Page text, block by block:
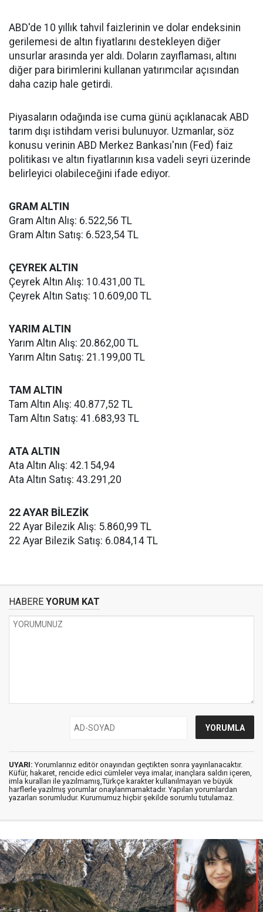
ABD'de 10 yıllık tahvil faizlerinin ve dolar endeksinin
gerilemesi de altın fiyatlarını destekleyen diğer
unsurlar arasında yer aldı. Doların zayıflaması, altını
diğer para birimlerini kullanan yatırımcılar açısından
daha cazip hale getirdi.
Piyasaların odağında ise cuma günü açıklanacak ABD
tarım dışı istihdam verisi bulunuyor. Uzmanlar, söz
konusu verinin ABD Merkez Bankası'nın (Fed) faiz
politikası ve altın fiyatlarının kısa vadeli seyri üzerinde
belirleyici olabileceğini ifade ediyor.
GRAM ALTIN
Gram Altın Alış: 6.522,56 TL
Gram Altın Satış: 6.523,54 TL
ÇEYREK ALTIN
Çeyrek Altın Alış: 10.431,00 TL
Çeyrek Altın Satış: 10.609,00 TL
YARIM ALTIN
Yarım Altın Alış: 20.862,00 TL
Yarım Altın Satış: 21.199,00 TL
TAM ALTIN
Tam Altın Alış: 40.877,52 TL
Tam Altın Satış: 41.683,93 TL
ATA ALTIN
Ata Altın Alış: 42.154,94
Ata Altın Satış: 43.291,20
22 AYAR BİLEZİK
22 Ayar Bilezik Alış: 5.860,99 TL
22 Ayar Bilezik Satış: 6.084,14 TL
HABERE YORUM KAT
UYARI: Yorumlarınız editör onayından geçtikten sonra yayınlanacaktır.
Küfür, hakaret, rencide edici cümleler veya imalar, inançlara saldırı içeren,
imla kuralları ile yazılmamış,Türkçe karakter kullanılmayan ve büyük
harflerle yazılmış yorumlar onaylanmamaktadır. Yapılan yorumlardan
yazarları sorumludur. Kurumumuz hiçbir şekilde sorumlu tutulamaz.